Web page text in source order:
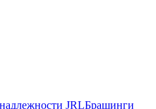
JRLБрашинги